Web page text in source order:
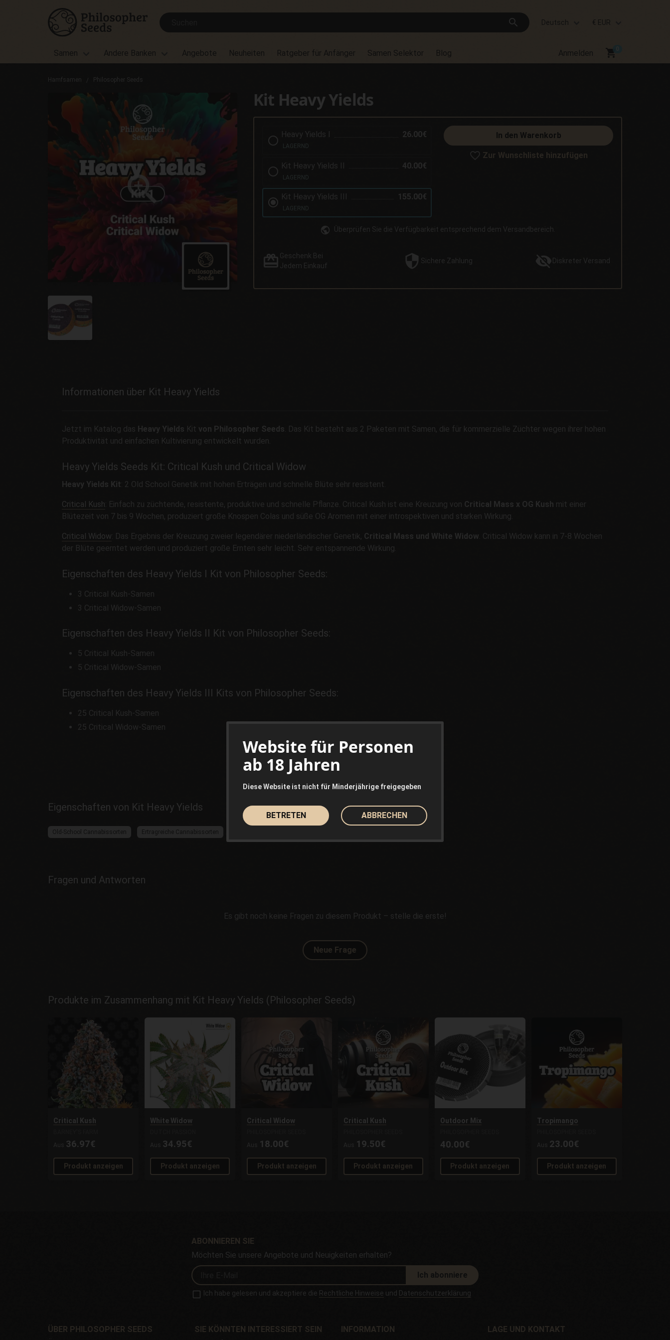
search Deutsch € EUR
Samen Andere Banken Angebote Neuheiten Ratgeber für Anfänger Samen Selektor Blog Anmelden shopping_cart
Hamfsamen Philosopher Seeds
Kit Heavy Yields
Heavy Yields I 26.00€
LAGERND
Kit Heavy Yields II 40.00€
LAGERND
Kit Heavy Yields III 155.00€
LAGERND
In den Warenkorb
Zur Wunschliste hinzufügen
Überprüfen Sie die Verfügbarkeit entsprechend dem Versandbereich.
Geschenk Bei
Jedem Einkauf
Sichere Zahlung Diskreter Versand
Informationen über Kit Heavy Yields
Jetzt im Katalog das Heavy Yields Kit von Philosopher Seeds. Das Kit besteht aus 2 Paketen mit Samen, die für kommerzielle Züchter wegen ihrer hohen
Produktivität und einfachen Kultivierung entwickelt wurden.
Heavy Yields Seeds Kit: Critical Kush und Critical Widow
Heavy Yields Kit: 2 Old School Genetik mit hohen Erträgen und schnelle Blüte sehr resistent.
Critical Kush: Einfach zu züchtende, resistente, produktive und schnelle Pflanze. Critical Kush ist eine Kreuzung von Critical Mass x OG Kush mit einer
Blütezeit von 7 bis 9 Wochen, produziert große Knospen Colas und süße OG Aromen mit einer introspektiven und starken Wirkung.
Critical Widow: Das Ergebnis der Kreuzung zweier legendärer niederländischer Genetik, Critical Mass und White Widow. Critical Widow kann in 7-8 Wochen
der Blüte geerntet werden und produziert große Ernten sehr leicht. Sehr entspannende Wirkung.
Eigenschaften des Heavy Yields I Kit von Philosopher Seeds:
3 Critical Kush-Samen
3 Critical Widow-Samen
Eigenschaften des Heavy Yields II Kit von Philosopher Seeds:
5 Critical Kush-Samen
5 Critical Widow-Samen
Eigenschaften des Heavy Yields III Kits von Philosopher Seeds:
25 Critical Kush-Samen
25 Critical Widow-Samen
Eigenschaften von Kit Heavy Yields
Old-School Cannabissorten Ertragreiche Cannabissorten
Fragen und Antworten
Es gibt noch keine Fragen zu diesem Produkt – stelle die erste!
Neue Frage
Produkte im Zusammenhang mit Kit Heavy Yields (Philosopher Seeds)
Critical Kush
Aus 36.97€
Produkt anzeigen
White Widow
Aus 34.95€
Produkt anzeigen
Critical Widow
Aus
18.00€
Produkt anzeigen
Critical Kush
Aus
19.50€
Produkt anzeigen
Outdoor Mix
40.00€
Produkt anzeigen
Tropimango
Aus 23.00€
Produkt anzeigen
ABONNIEREN SIE
Möchten Sie unsere Angebote und Neuigkeiten erhalten?
Ich abonniere
Ich habe gelesen und akzeptiere die Rechtliche Hinweise und Datenschutzerklärung
ÜBER PHILOSOPHER SEEDS
SIE KÖNNTEN INTERESSIERT SEIN
INFORMATION
LAGE UND KONTAKT
Website für Personen
ab 18 Jahren
Diese Website ist nicht für Minderjährige freigegeben
BETRETEN ABBRECHEN